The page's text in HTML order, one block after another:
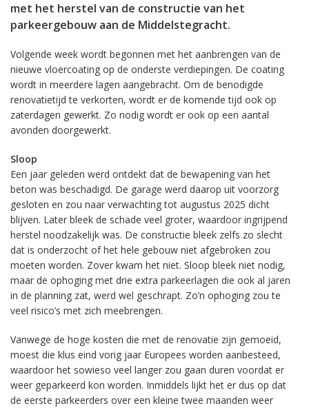
met het herstel van de constructie van het
parkeergebouw aan de Middelstegracht.
Volgende week wordt begonnen met het aanbrengen van de
nieuwe vloercoating op de onderste verdiepingen. De coating
wordt in meerdere lagen aangebracht. Om de benodigde
renovatietijd te verkorten, wordt er de komende tijd ook op
zaterdagen gewerkt. Zo nodig wordt er ook op een aantal
avonden doorgewerkt.
Sloop
Een jaar geleden werd ontdekt dat de bewapening van het
beton was beschadigd. De garage werd daarop uit voorzorg
gesloten en zou naar verwachting tot augustus 2025 dicht
blijven. Later bleek de schade veel groter, waardoor ingrijpend
herstel noodzakelijk was. De constructie bleek zelfs zo slecht
dat is onderzocht of het hele gebouw niet afgebroken zou
moeten worden. Zover kwam het niet. Sloop bleek niet nodig,
maar de ophoging met drie extra parkeerlagen die ook al jaren
in de planning zat, werd wel geschrapt. Zo’n ophoging zou te
veel risico’s met zich meebrengen.
Vanwege de hoge kosten die met de renovatie zijn gemoeid,
moest die klus eind vorig jaar Europees worden aanbesteed,
waardoor het sowieso veel langer zou gaan duren voordat er
weer geparkeerd kon worden. Inmiddels lijkt het er dus op dat
de eerste parkeerders over een kleine twee maanden weer